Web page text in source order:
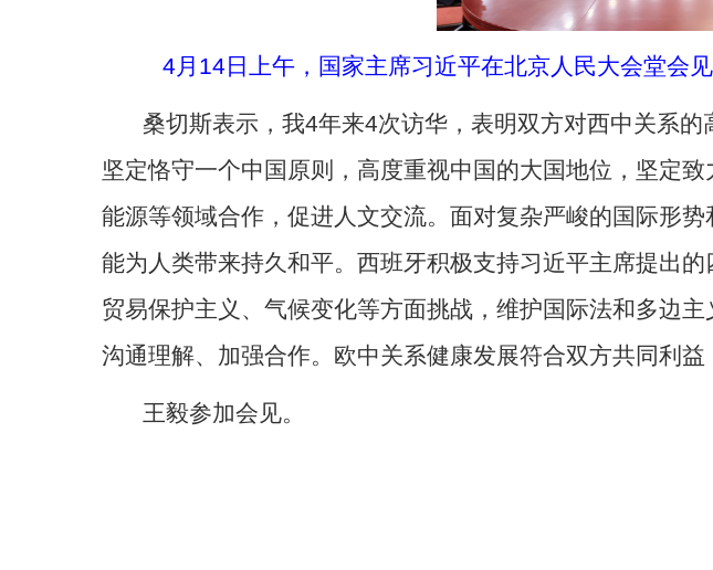
4月14日上午，国家主席习近平在北京人民大会堂会
桑切斯表示，我4年来4次访华，表明双方对西中关系
坚定恪守一个中国原则，高度重视中国的大国地位，坚定
能源等领域合作，促进人文交流。面对复杂严峻的国际形
能为人类带来持久和平。西班牙积极支持习近平主席提出
贸易保护主义、气候变化等方面挑战，维护国际法和多边
沟通理解、加强合作。欧中关系健康发展符合双方共同利益
王毅参加会见。